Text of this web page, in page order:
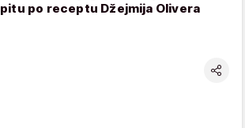
pitu po receptu Džejmija Olivera